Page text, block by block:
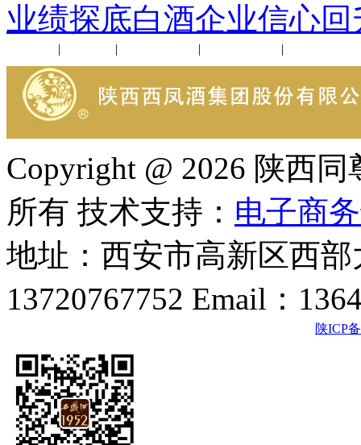
业绩探底白酒企业信心回
| | | |
Copyright @ 2026 陕西
所有 技术支持： 电子商
地址：西安市高新区西
13720767752 Email：
陕ICP